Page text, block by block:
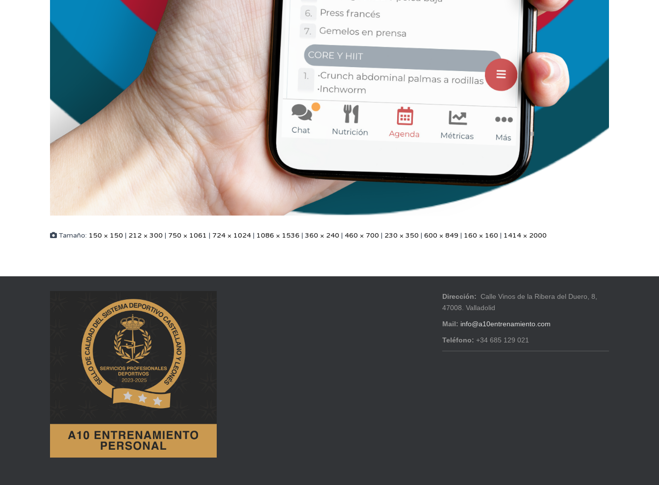
Tamaño: 150 × 150 212 × 300 750 × 1061 724 × 1024 1086 × 1536 360 × 240 460 × 700 230 × 350 600 × 849 160 × 160 1414 × 2000
Dirección: Calle Vinos de la Ribera del Duero, 8,
47008. Valladolid
Mail: info@a10entrenamiento.com
Teléfono: +34 685 129 021